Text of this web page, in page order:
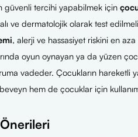
güvenli tercihi yapabilmek için
ve dermatolojik olarak test
, alerji ve hassasiyet riskini en
oyun oynayan ya da yüzen
vadeder. Çocukların hareketli
hem de çocuklar için